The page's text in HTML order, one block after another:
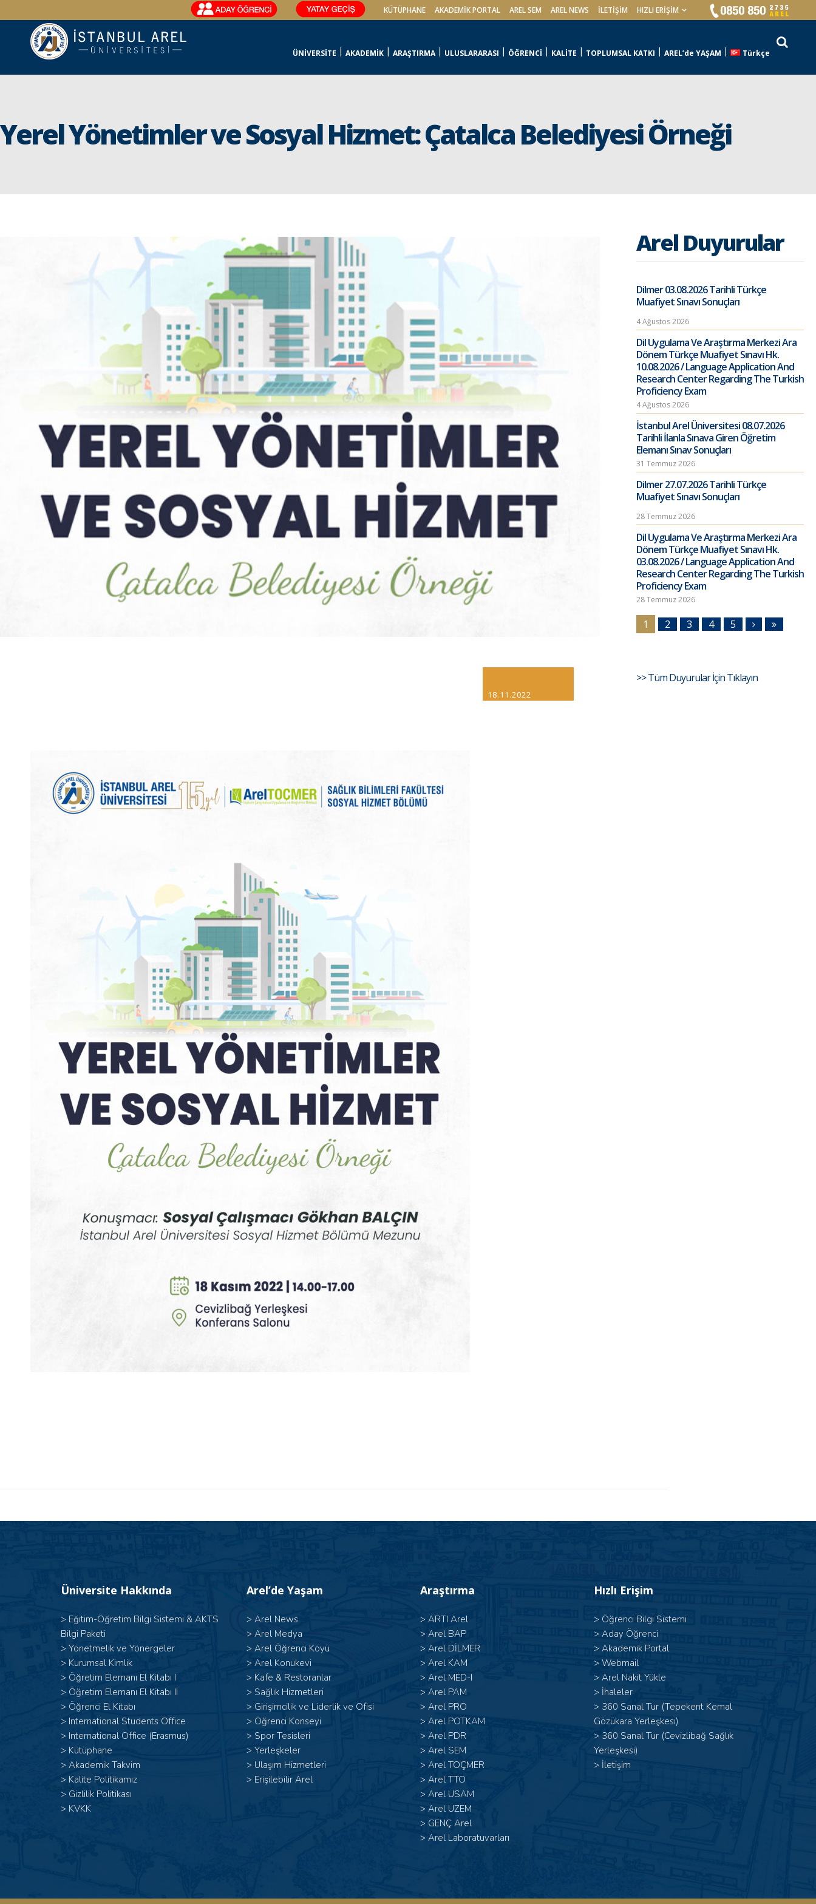
KÜTÜPHANE AKADEMİK PORTAL AREL SEM AREL NEWS İLETIŞIM HIZLI ERİŞİM
ÜNİVERSİTE AKADEMİK ARAŞTIRMA ULUSLARARASI ÖĞRENCİ KALİTE TOPLUMSAL KATKI AREL’de YAŞAM Türkçe
Yerel Yönetimler ve Sosyal Hizmet: Çatalca Belediyesi Örneği
18.11.2022
Arel Duyurular
Dilmer 03.08.2026 Tarihli Türkçe
Muafiyet Sınavı Sonuçları
4 Ağustos 2026
Dil Uygulama Ve Araştırma Merkezi Ara
Dönem Türkçe Muafiyet Sınavı Hk.
10.08.2026 / Language Application And
Research Center Regarding The Turkish
Proficiency Exam
4 Ağustos 2026
İstanbul Arel Üniversitesi 08.07.2026
Tarihli İlanla Sınava Giren Öğretim
Elemanı Sınav Sonuçları
31 Temmuz 2026
Dilmer 27.07.2026 Tarihli Türkçe
Muafiyet Sınavı Sonuçları
28 Temmuz 2026
Dil Uygulama Ve Araştırma Merkezi Ara
Dönem Türkçe Muafiyet Sınavı Hk.
03.08.2026 / Language Application And
Research Center Regarding The Turkish
Proficiency Exam
28 Temmuz 2026
1 2 3 4 5
>> Tüm Duyurular İçin Tıklayın
Üniversite Hakkında
> Eğitim-Öğretim Bilgi Sistemi & AKTS
Bilgi Paketi
> Yönetmelik ve Yönergeler
> Kurumsal Kimlik
> Öğretim Elemanı El Kitabı I
> Öğretim Elemanı El Kitabı II
> Öğrenci El Kitabı
> International Students Office
> International Office (Erasmus)
> Kütüphane
> Akademik Takvim
> Kalite Politikamız
> Gizlilik Politikası
> KVKK
Arel’de Yaşam
> Arel News
> Arel Medya
> Arel Öğrenci Köyü
> Arel Konukevi
> Kafe & Restoranlar
> Sağlık Hizmetleri
> Girişimcilik ve Liderlik ve Ofisi
> Öğrenci Konseyi
> Spor Tesisleri
> Yerleşkeler
> Ulaşım Hizmetleri
> Erişilebilir Arel
Araştırma
> ARTI Arel
> Arel BAP
> Arel DİLMER
> Arel KAM
> Arel MED-I
> Arel PAM
> Arel PRO
> Arel POTKAM
> Arel PDR
> Arel SEM
> Arel TOÇMER
> Arel TTO
> Arel USAM
> Arel UZEM
> GENÇ Arel
> Arel Laboratuvarları
Hızlı Erişim
> Öğrenci Bilgi Sistemi
> Aday Öğrenci
> Akademik Portal
> Webmail
> Arel Nakit Yükle
> İhaleler
> 360 Sanal Tur (Tepekent Kemal
Gözükara Yerleşkesi)
> 360 Sanal Tur (Cevizlibağ Sağlık
Yerleşkesi)
> İletişim